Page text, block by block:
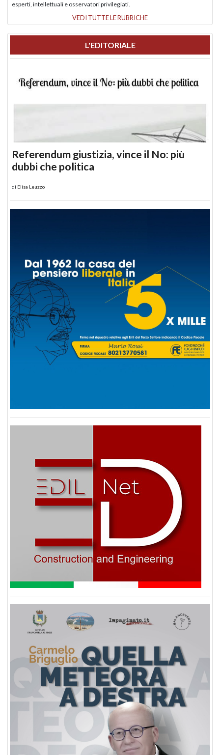
esperti, intellettuali e osservatori privilegiati.
VEDI TUTTE LE RUBRICHE
L'EDITORIALE
Referendum giustizia, vince il No: più
dubbi che politica
di Elisa Leuzzo